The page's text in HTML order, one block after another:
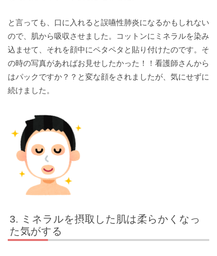
と言っても、口に入れると誤嚥性肺炎になるかもしれない
ので、肌から吸収させました。コットンにミネラルを染み
込ませて、それを顔中にペタペタと貼り付けたのです。そ
の時の写真があればお見せしたかった！！看護師さんから
はパックですか？？と変な顔をされましたが、気にせずに
続けました。
ミネラルを摂取した肌は柔らかくなっ
た気がする